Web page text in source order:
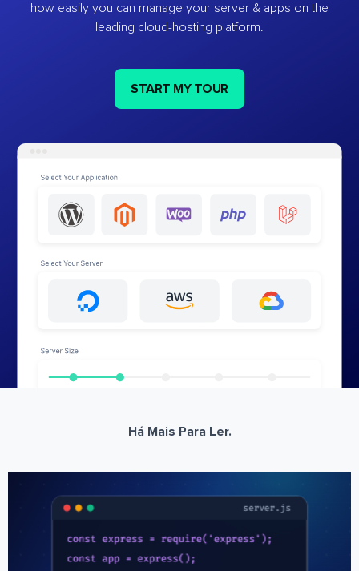
how easily you can manage your server & apps on the
leading cloud-hosting platform.
START MY TOUR
Há Mais Para Ler.